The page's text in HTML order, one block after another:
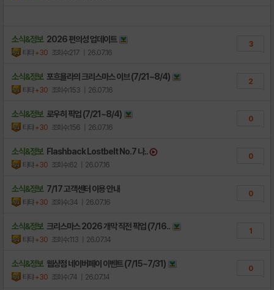
소식&정보 2026 편의성 업데이트
티탸+30 조회수:217 | 26.07.16
3
소식&정보 포흐욜라의 크리스마스 이브 (7/21~8/4)
티탸+30 조회수:153 | 26.07.16
2
소식&정보 로우히 픽업 (7/21~8/4)
티탸+30 조회수:156 | 26.07.16
0
소식&정보 Flashback Lostbelt No.7 나..
티탸+30 조회수:62 | 26.07.16
0
소식&정보 7/17 고객센터 이용 안내
티탸+30 조회수:34 | 26.07.16
0
소식&정보 크리스마스 2026 개막 직전 픽업 (7/16..
티탸+30 조회수:113 | 26.07.14
1
소식&정보 웹상점 네이버페이 이벤트 (7/15~7/31)
티탸+30 조회수:74 | 26.07.14
0